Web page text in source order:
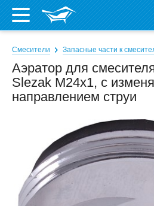
Смесители Запасные части к
Аэратор для
Slezak М24х1, с
направлением струи